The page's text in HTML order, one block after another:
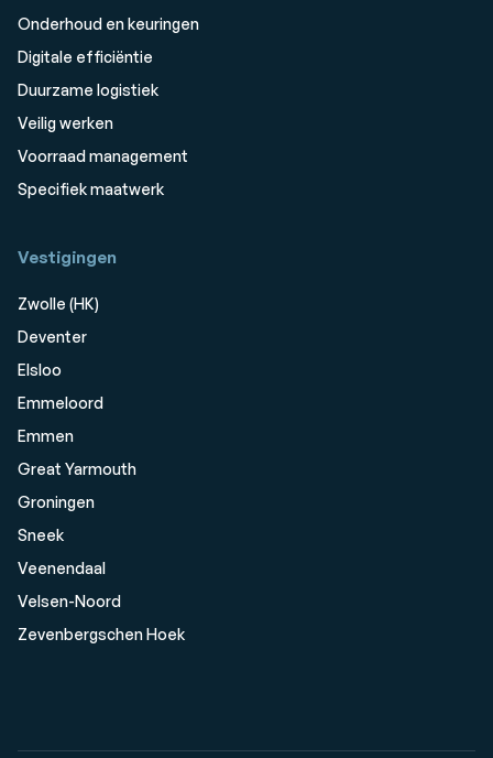
Onderhoud en keuringen
Digitale efficiëntie
Duurzame logistiek
Veilig werken
Voorraad management
Specifiek maatwerk
Vestigingen
Zwolle (HK)
Deventer
Elsloo
Emmeloord
Emmen
Great Yarmouth
Groningen
Sneek
Veenendaal
Velsen-Noord
Zevenbergschen Hoek